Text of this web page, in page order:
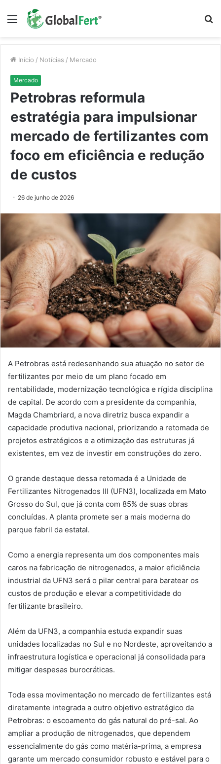
Menu
Início / Notícias / Mercado
Mercado
Petrobras reformula
estratégia para impulsionar
mercado de fertilizantes com
foco em eficiência e redução
de custos
26 de junho de 2026
A Petrobras está redesenhando sua atuação no setor de
fertilizantes por meio de um plano focado em
rentabilidade, modernização tecnológica e rígida disciplina
de capital. De acordo com a presidente da companhia,
Magda Chambriard, a nova diretriz busca expandir a
capacidade produtiva nacional, priorizando a retomada de
projetos estratégicos e a otimização das estruturas já
existentes, em vez de investir em construções do zero.
O grande destaque dessa retomada é a Unidade de
Fertilizantes Nitrogenados III (UFN3), localizada em Mato
Grosso do Sul, que já conta com 85% de suas obras
concluídas. A planta promete ser a mais moderna do
parque fabril da estatal.
Como a energia representa um dos componentes mais
caros na fabricação de nitrogenados, a maior eficiência
industrial da UFN3 será o pilar central para baratear os
custos de produção e elevar a competitividade do
fertilizante brasileiro.
Além da UFN3, a companhia estuda expandir suas
unidades localizadas no Sul e no Nordeste, aproveitando a
infraestrutura logística e operacional já consolidada para
mitigar despesas burocráticas.
Toda essa movimentação no mercado de fertilizantes está
diretamente integrada a outro objetivo estratégico da
Petrobras: o escoamento do gás natural do pré-sal. Ao
ampliar a produção de nitrogenados, que dependem
essencialmente do gás como matéria-prima, a empresa
garante um mercado consumidor robusto e estável para o